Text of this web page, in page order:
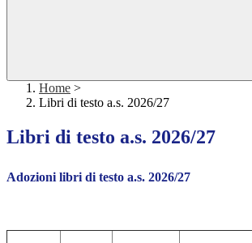
Home >
Libri di testo a.s. 2026/27
Libri di testo a.s. 2026/27
Adozioni libri di testo a.s. 2026/27